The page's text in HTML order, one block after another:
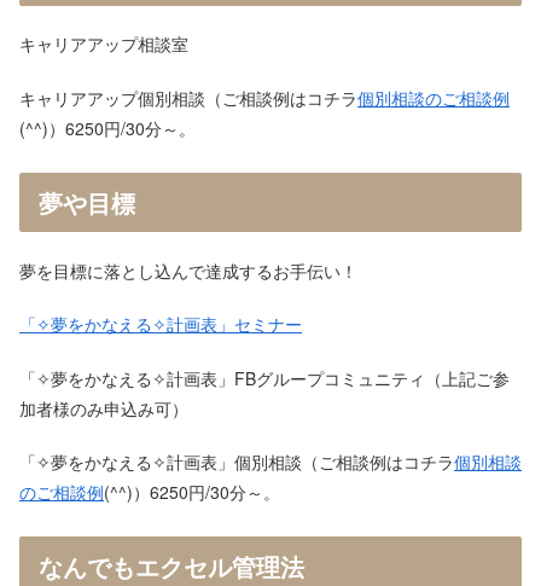
キャリアアップ相談室
キャリアアップ個別相談（ご相談例はコチラ個別相談のご相談例
(^^)）6250円/30分～。
夢や目標
夢を目標に落とし込んで達成するお手伝い！
「✧夢をかなえる✧計画表」セミナー
「✧夢をかなえる✧計画表」FBグループコミュニティ（上記ご参
加者様のみ申込み可）
「✧夢をかなえる✧計画表」個別相談（ご相談例はコチラ個別相談
のご相談例(^^)）6250円/30分～。
なんでもエクセル管理法